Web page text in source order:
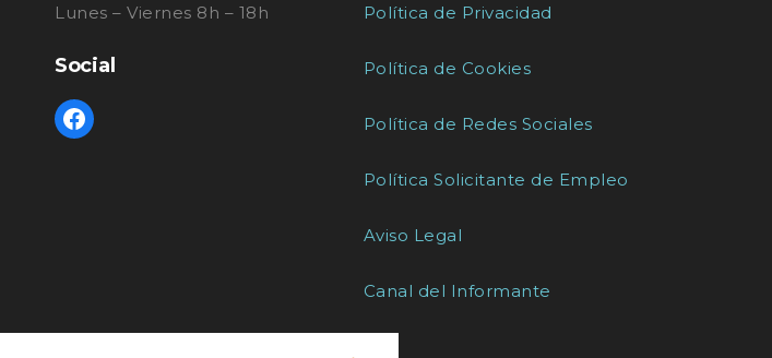
Lunes – Viernes 8h – 18h
Social
Política de Privacidad
Política de Cookies
Política de Redes Sociales
Política Solicitante de Empleo
Aviso Legal
Canal del Informante